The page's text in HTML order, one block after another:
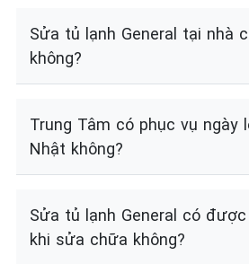
Sửa tủ lạnh General tại nhà
không?
Trung Tâm có phục vụ ngày
Nhật không?
Sửa tủ lạnh General có
khi sửa chữa không?